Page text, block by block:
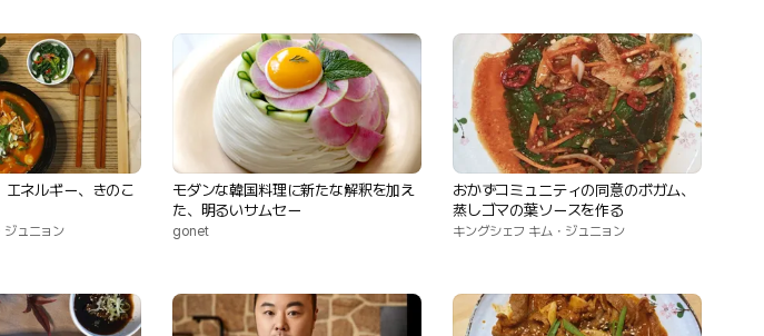
エネルギー、きのこ
ジュニョン
モダンな韓国料理に新たな解釈を加え
た、明るいサムセー
gonet
おかずコミュニティの同意のボガム、
蒸しゴマの葉ソースを作る
キングシェフ キム・ジュニョン